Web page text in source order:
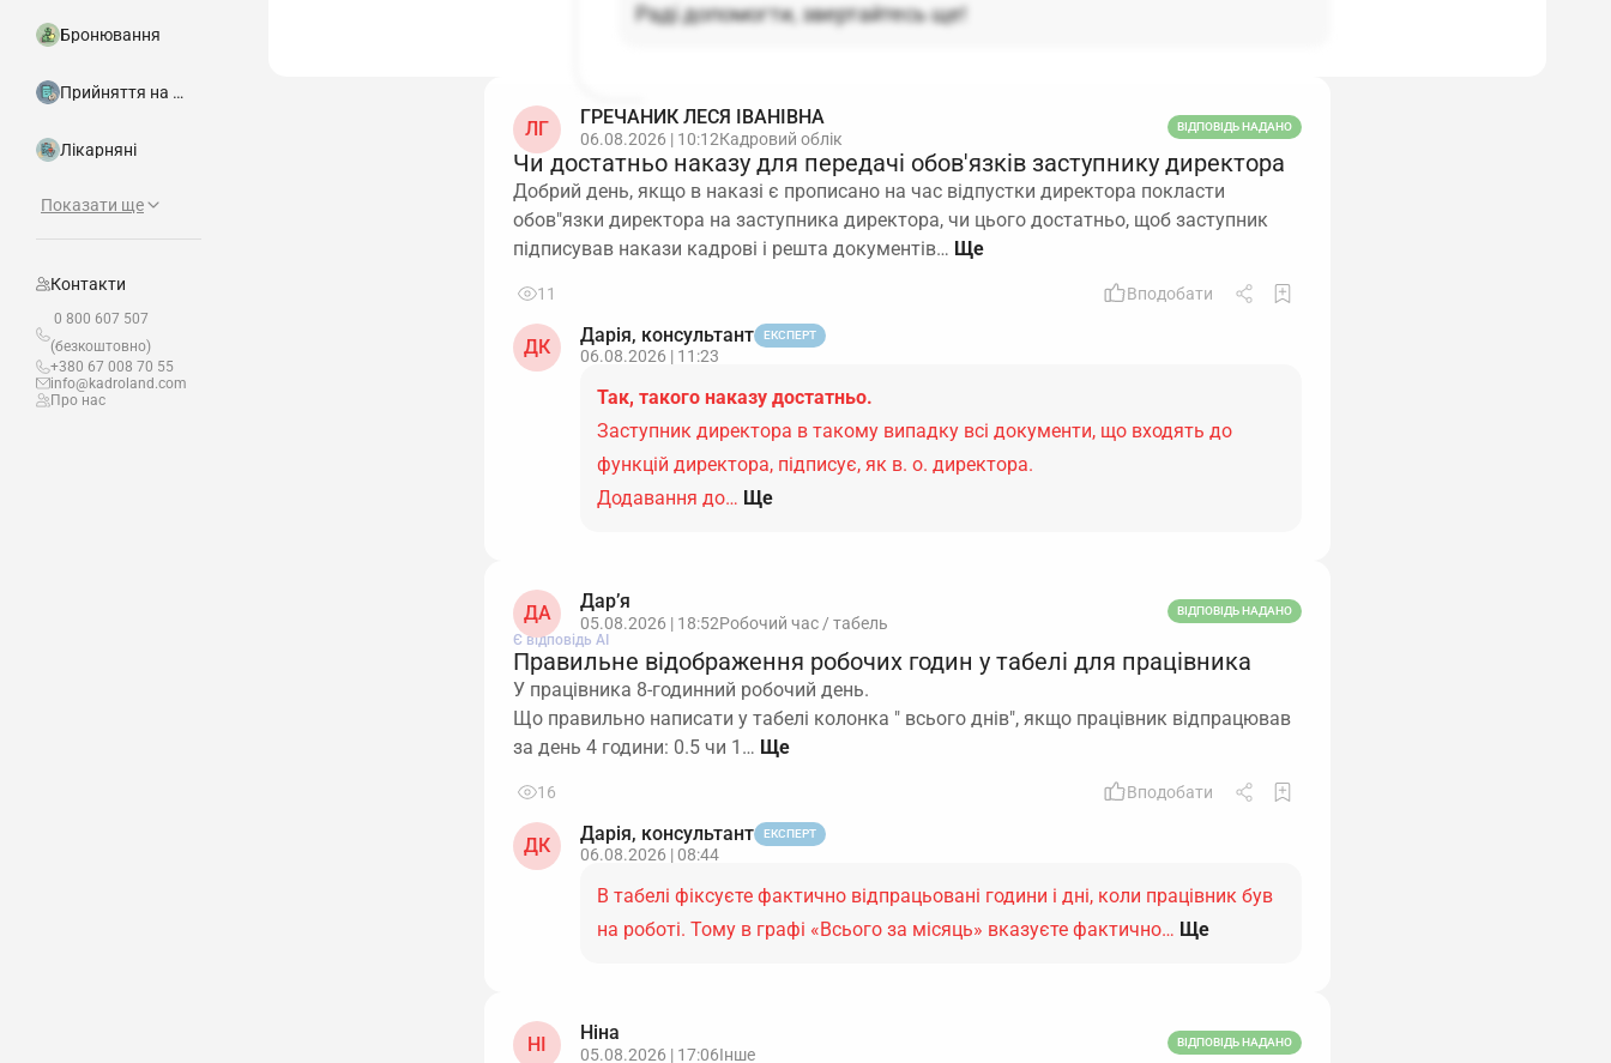
Бронювання
Прийняття на роботу
Лікарняні
Показати ще
Контакти
0 800 607 507
(безкоштовно)
+380 67 008 70 55
info@kadroland.com
Про нас
Раді допомогти, звертайтесь ще!
ЛГ
ГРЕЧАНИК ЛЕСЯ ІВАНІВНА
06.08.2026 | 10:12Кадровий облік
ВІДПОВІДЬ НАДАНО
Чи достатньо наказу для передачі обов'язків заступнику директора
Добрий день, якщо в наказі є прописано на час відпустки директора покласти
обов"язки директора на заступника директора, чи цього достатньо, щоб заступник
підписував накази кадрові і решта документів…
11 Вподобати
ДК
Дарія, консультант ЕКСПЕРТ
06.08.2026 | 11:23
Так, такого наказу достатньо.
Заступник директора в такому випадку всі документи, що входять до
функцій директора, підписує, як в. о. директора.
Додавання до… Ще
ДА
Дар’я
05.08.2026 | 18:52Робочий час / табель
ВІДПОВІДЬ НАДАНО
Є відповідь АІ
Правильне відображення робочих годин у табелі для працівника
У працівника 8-годинний робочий день.
Що правильно написати у табелі колонка " всього днів", якщо працівник відпрацював
за день 4 години: 0.5 чи 1…
16 Вподобати
ДК
Дарія, консультант ЕКСПЕРТ
06.08.2026 | 08:44
В табелі фіксуєте фактично відпрацьовані години і дні, коли працівник був
на роботі. Тому в графі «Всього за місяць» вказуєте фактично… Ще
НІ
Ніна
05.08.2026 | 17:06Інше
ВІДПОВІДЬ НАДАНО